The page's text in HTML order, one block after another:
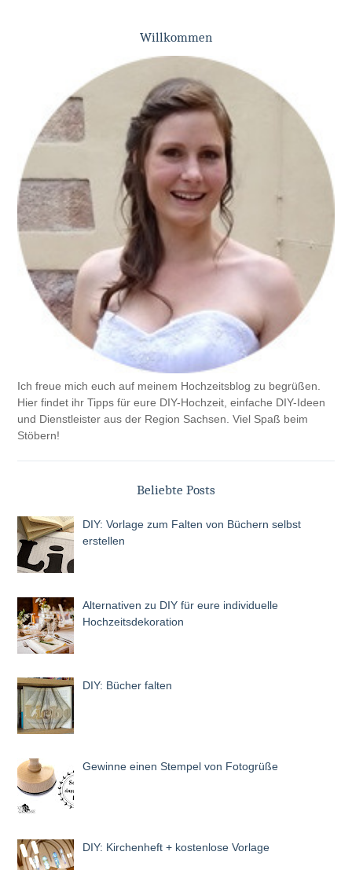
Willkommen
Ich freue mich euch auf meinem Hochzeitsblog zu begrüßen.
Hier findet ihr Tipps für eure DIY-Hochzeit, einfache DIY-Ideen
und Dienstleister aus der Region Sachsen. Viel Spaß beim
Stöbern!
Beliebte Posts
DIY: Vorlage zum Falten von Büchern selbst
erstellen
Alternativen zu DIY für eure individuelle
Hochzeitsdekoration
DIY: Bücher falten
Gewinne einen Stempel von Fotogrüße
DIY: Kirchenheft + kostenlose Vorlage